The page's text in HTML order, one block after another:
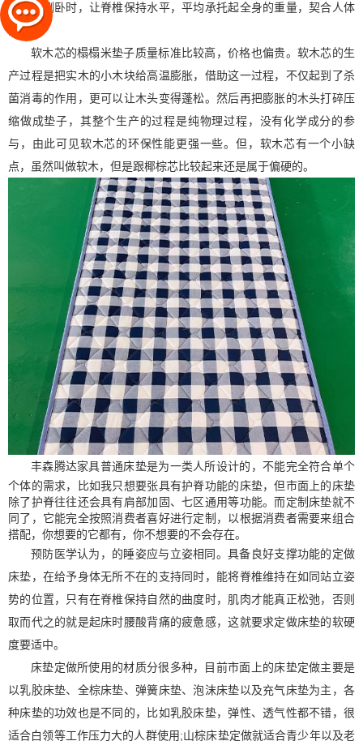
在人体侧卧时，让脊椎保持水平，平均承托起全身的重量，契合人体
曲线。
软木芯的榻榻米垫子质量标准比较高，价格也偏贵。软木芯的生
产过程是把实木的小木块给高温膨胀，借助这一过程，不仅起到了杀
菌消毒的作用，更可以让木头变得蓬松。然后再把膨胀的木头打碎压
缩做成垫子，其整个生产的过程是纯物理过程，没有化学成分的参
与，由此可见软木芯的环保性能更强一些。但，软木芯有一个小缺
点，虽然叫做软木，但是跟椰棕芯比较起来还是属于偏硬的。
丰森腾达家具普通床垫是为一类人所设计的，不能完全符合单个
个体的需求，比如我只想要张具有护脊功能的床垫，但市面上的床垫
除了护脊往往还会具有肩部加固、七区通用等功能。而定制床垫就不
同了，它能完全按照消费者喜好进行定制，以根据消费者需要来组合
搭配，你想要的它都有，你不想要的不会存在。
预防医学认为，的睡姿应与立姿相同。具备良好支撑功能的定做
床垫，在给予身体无所不在的支持同时，能将脊椎维持在如同站立姿
势的位置，只有在脊椎保持自然的曲度时，肌肉才能真正松弛，否则
取而代之的就是起床时腰酸背痛的疲惫感，这就要求定做床垫的软硬
度要适中。
床垫定做所使用的材质分很多种，目前市面上的床垫定做主要是
以乳胶床垫、全棕床垫、弹簧床垫、泡沫床垫以及充气床垫为主，各
种床垫的功效也是不同的，比如乳胶床垫，弹性、透气性都不错，很
适合白领等工作压力大的人群使用;山棕床垫定做就适合青少年以及老